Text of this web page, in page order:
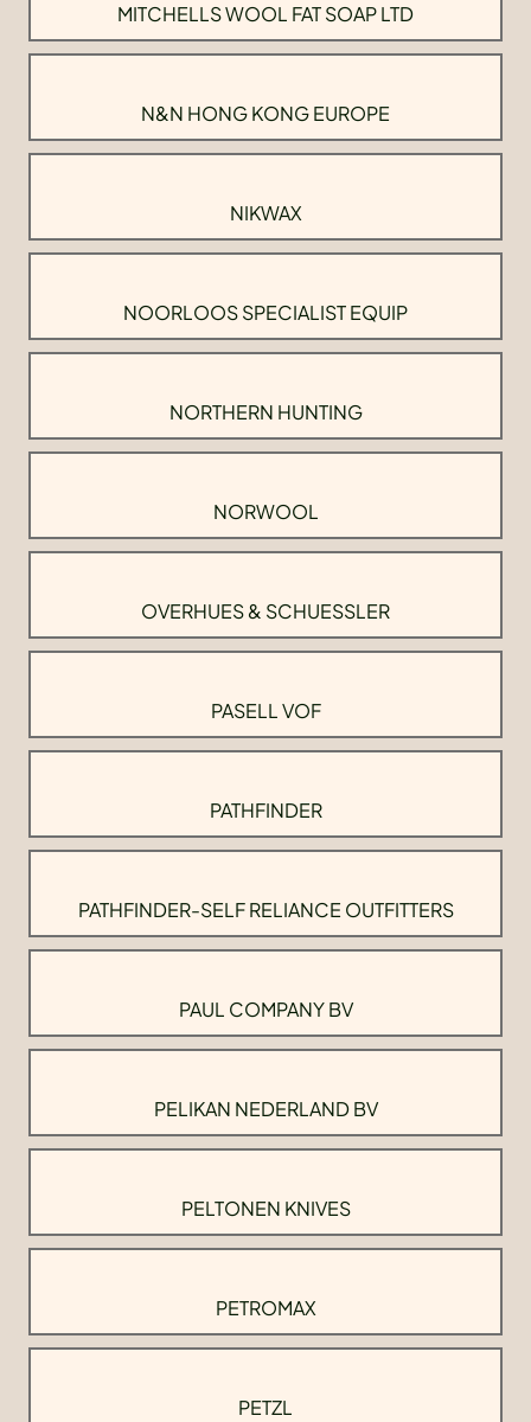
MITCHELLS WOOL FAT SOAP LTD
N&N HONG KONG EUROPE
NIKWAX
NOORLOOS SPECIALIST EQUIP
NORTHERN HUNTING
NORWOOL
OVERHUES & SCHUESSLER
PASELL VOF
PATHFINDER
PATHFINDER-SELF RELIANCE OUTFITTERS
PAUL COMPANY BV
PELIKAN NEDERLAND BV
PELTONEN KNIVES
PETROMAX
PETZL